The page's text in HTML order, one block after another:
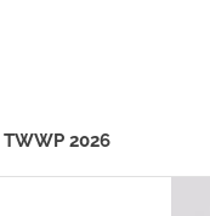
TWWP 2026